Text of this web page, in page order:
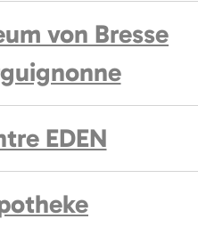
von Bresse
EDEN